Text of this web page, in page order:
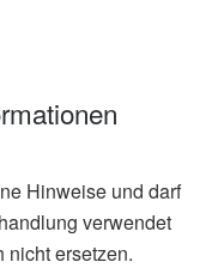
Hinweise und darf
verwendet
nicht ersetzen.